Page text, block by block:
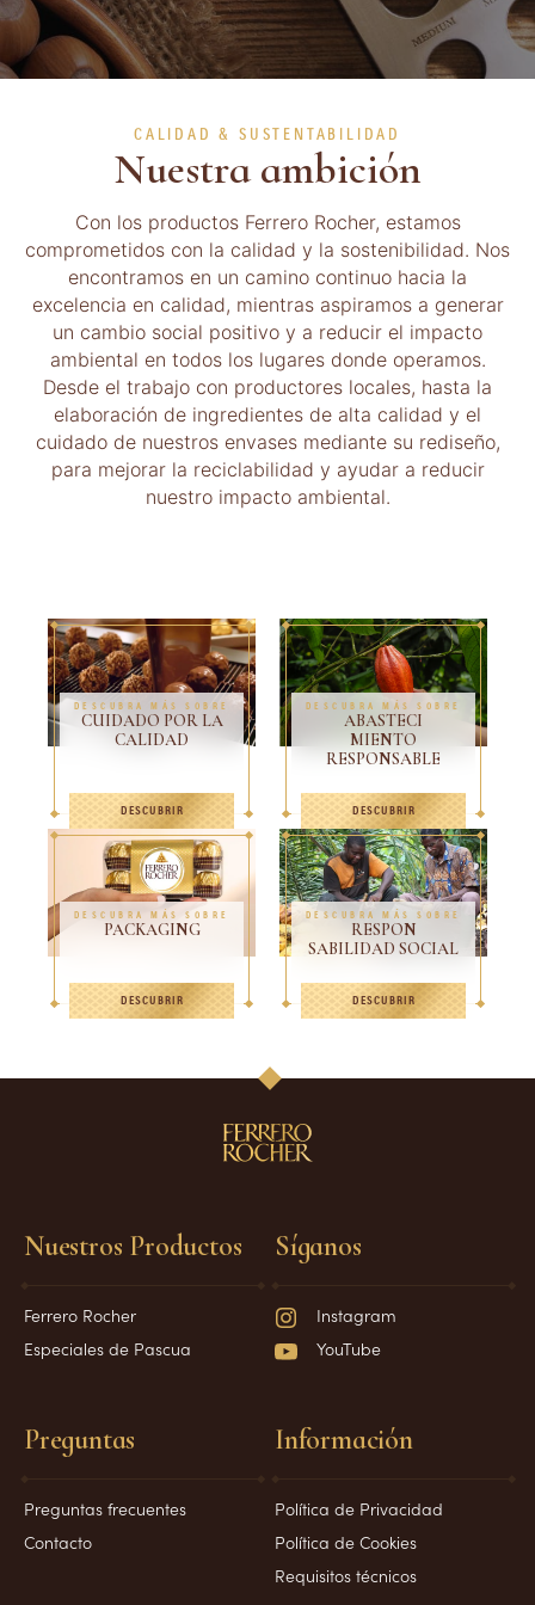
CALIDAD & SUSTENTABILIDAD
Nuestra ambición
Con los productos Ferrero Rocher, estamos
comprometidos con la calidad y la sostenibilidad. Nos
encontramos en un camino continuo hacia la
excelencia en calidad, mientras aspiramos a generar
un cambio social positivo y a reducir el impacto
ambiental en todos los lugares donde operamos.
Desde el trabajo con productores locales, hasta la
elaboración de ingredientes de alta calidad y el
cuidado de nuestros envases mediante su rediseño,
para mejorar la reciclabilidad y ayudar a reducir
nuestro impacto ambiental.
DESCUBRA MÁS SOBRE
CUIDADO POR LA
CALIDAD
DESCUBRIR
DESCUBRA MÁS SOBRE
ABASTECI
MIENTO
RESPONSABLE
DESCUBRIR
DESCUBRA MÁS SOBRE
PACKAGING
DESCUBRIR
DESCUBRA MÁS SOBRE
RESPON
SABILIDAD SOCIAL
DESCUBRIR
Nuestros Productos
Ferrero Rocher
Especiales de Pascua
Preguntas
Preguntas frecuentes
Contacto
Información
Política de Privacidad
Política de Cookies
Requisitos técnicos
Síganos
Instagram
YouTube